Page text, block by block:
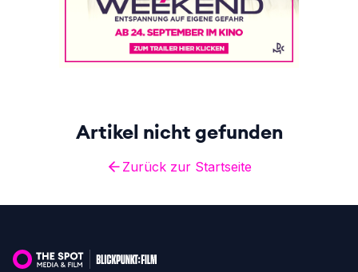
Artikel nicht gefunden
Zurück zur Startseite